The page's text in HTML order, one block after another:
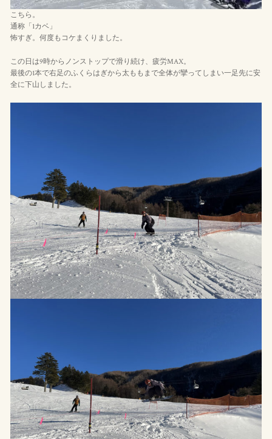
こちら。
通称「1カベ」
怖すぎ。何度もコケまくりました。
この日は9時からノンストップで滑り続け、疲労MAX。
最後の1本で右足のふくらはぎから太ももまで全体が攣ってしまい一足先に安
全に下山しました。